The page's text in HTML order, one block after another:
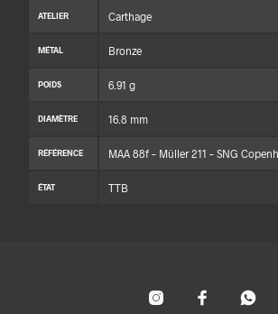
ATELIER Carthage
MÉTAL Bronze
POIDS 6.91 g
DIAMÈTRE 16.8 mm
RÉFÉRENCE MAA 88f – Müller 211 – SNG
ÉTAT TTB